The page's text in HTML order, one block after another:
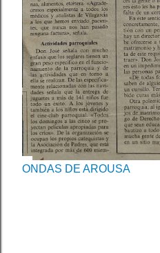
ONDAS DE AROUSA